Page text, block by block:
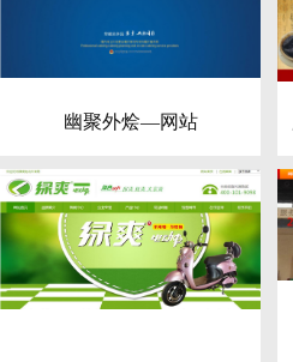
幽聚外烩—网站